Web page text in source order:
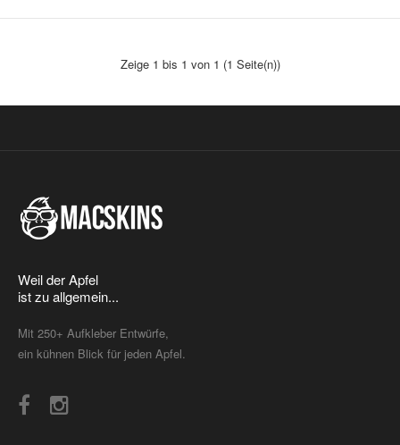
Space Kat MacBook Sticker
Zeige 1 bis 1 von 1 (1 Seite(n))
Weil der Apfel
ist zu allgemein...
Mit 250+ Aufkleber Entwürfe,
ein kühnen Blick für jeden Apfel.